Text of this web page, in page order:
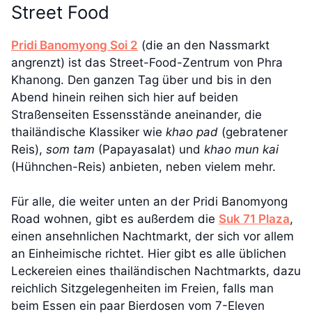
Street Food
Pridi Banomyong Soi 2 (die an den Nassmarkt
angrenzt) ist das Street-Food-Zentrum von Phra
Khanong. Den ganzen Tag über und bis in den
Abend hinein reihen sich hier auf beiden
Straßenseiten Essensstände aneinander, die
thailändische Klassiker wie khao pad (gebratener
Reis), som tam (Papayasalat) und khao mun kai
(Hühnchen-Reis) anbieten, neben vielem mehr.
Für alle, die weiter unten an der Pridi Banomyong
Road wohnen, gibt es außerdem die Suk 71 Plaza,
einen ansehnlichen Nachtmarkt, der sich vor allem
an Einheimische richtet. Hier gibt es alle üblichen
Leckereien eines thailändischen Nachtmarkts, dazu
reichlich Sitzgelegenheiten im Freien, falls man
beim Essen ein paar Bierdosen vom 7-Eleven